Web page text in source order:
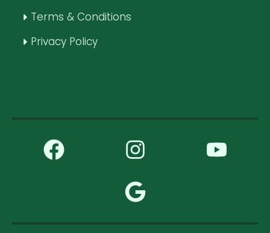
Terms & Conditions
Privacy Policy